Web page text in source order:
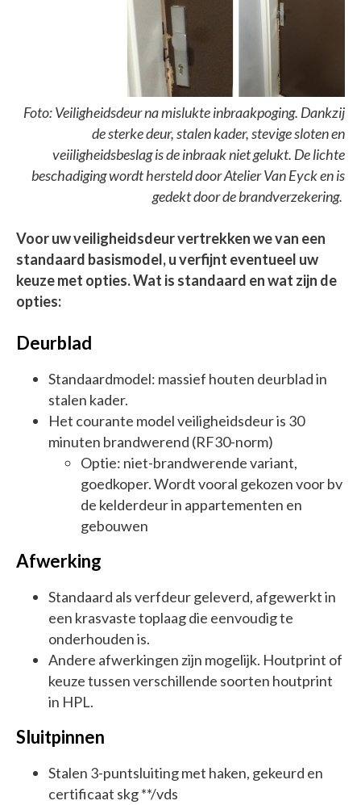
Foto: Veiligheidsdeur na mislukte inbraakpoging. Dankzij
de sterke deur, stalen kader, stevige sloten en
veiiligheidsbeslag is de inbraak niet gelukt. De lichte
beschadiging wordt hersteld door Atelier Van Eyck en is
gedekt door de brandverzekering.
Voor uw veiligheidsdeur vertrekken we van een
standaard basismodel, u verfijnt eventueel uw
keuze met opties. Wat is standaard en wat zijn de
opties:
Deurblad
Standaardmodel: massief houten deurblad in
stalen kader.
Het courante model veiligheidsdeur is 30
minuten brandwerend (RF30-norm)
Optie: niet-brandwerende variant,
goedkoper. Wordt vooral gekozen voor bv
de kelderdeur in appartementen en
gebouwen
Afwerking
Standaard als verfdeur geleverd, afgewerkt in
een krasvaste toplaag die eenvoudig te
onderhouden is.
Andere afwerkingen zijn mogelijk. Houtprint of
keuze tussen verschillende soorten houtprint
in HPL.
Sluitpinnen
Stalen 3-puntsluiting met haken, gekeurd en
certificaat skg **/vds